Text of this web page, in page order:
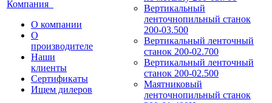
Компания
О компании
О
производителе
Наши
клиенты
Сертификаты
Ищем дилеров
Вертикальный
ленточнопильный станок
200-03.500
Вертикальный ленточный
станок 200-02.700
Вертикальный ленточный
станок 200-02.500
Маятниковый
ленточнопильный станок